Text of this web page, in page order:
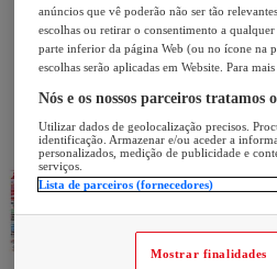
anúncios que vê poderão não ser tão
escolhas ou retirar o consentimento a
parte inferior da página Web (ou no ícone na
escolhas serão aplicadas em Website. Para
Nós e os nossos parceiros tratamos
Utilizar dados de geolocalização precisos.
identificação. Armazenar e/ou aceder a
personalizados, medição de publicidade e
serviços.
Lista de parceiros (fornecedores)
Mostrar finalidades